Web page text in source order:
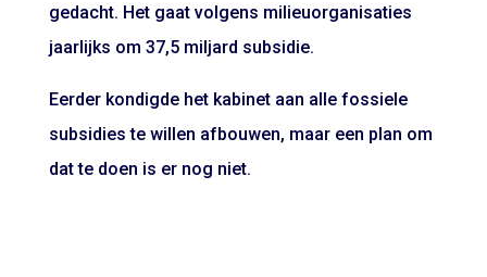
gedacht. Het gaat volgens milieuorganisaties
jaarlijks om 37,5 miljard subsidie.
Eerder kondigde het kabinet aan alle fossiele
subsidies te willen afbouwen, maar een plan om
dat te doen is er nog niet.